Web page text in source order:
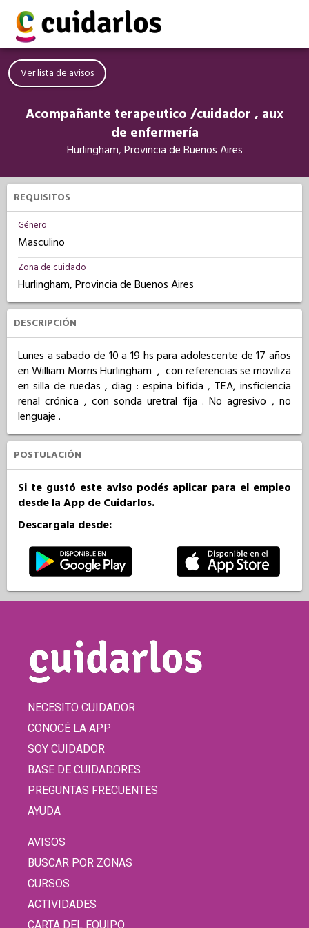
Ver lista de avisos
Acompañante terapeutico /cuidador , aux
de enfermería
Hurlingham, Provincia de Buenos Aires
REQUISITOS
Género
Masculino
Zona de cuidado
Hurlingham, Provincia de Buenos Aires
DESCRIPCIÓN
Lunes a sabado de 10 a 19 hs para adolescente de 17 años
en William Morris Hurlingham  ,  con referencias se moviliza
en silla de ruedas , diag : espina bifida , TEA, insficiencia
renal crónica , con sonda uretral fija . No agresivo , no
lenguaje .
POSTULACIÓN
Si te gustó este aviso podés aplicar para el empleo
desde la App de Cuidarlos.
Descargala desde:
NECESITO CUIDADOR
CONOCÉ LA APP
SOY CUIDADOR
BASE DE CUIDADORES
PREGUNTAS FRECUENTES
AYUDA
AVISOS
BUSCAR POR ZONAS
CURSOS
ACTIVIDADES
CARTA DEL EQUIPO